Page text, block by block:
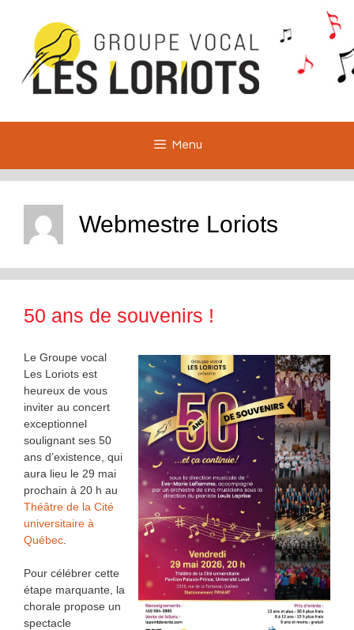
contenu
Menu
Webmestre Loriots
50 ans de souvenirs !
Le Groupe vocal
Les Loriots est
heureux de vous
inviter au concert
exceptionnel
soulignant ses 50
ans d’existence, qui
aura lieu le 29 mai
prochain à 20 h au
Théâtre de la Cité
universitaire à
Québec
Pour célébrer cette
étape marquante, la
chorale propose un
spectacle